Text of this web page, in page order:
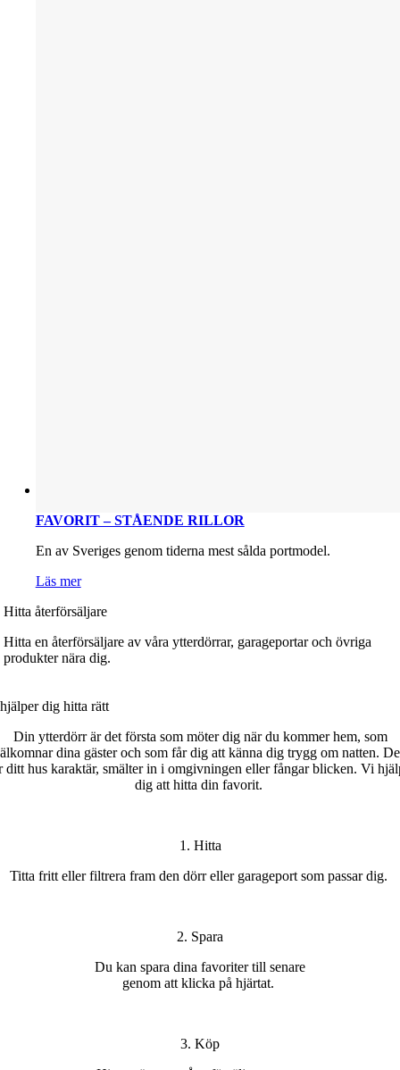
FAVORIT – STÅENDE RILLOR
En av Sveriges genom tiderna mest sålda portmodel.
Läs mer
Hitta återförsäljare
Hitta en återförsäljare av våra ytterdörrar, garageportar och övriga
produkter nära dig.
dig hitta rätt
Din ytterdörr är det första som möter dig när du kommer hem, som
dina gäster och som får dig att känna dig trygg om natten.
ditt hus karaktär, smälter in i omgivningen eller fångar blicken. Vi
dig att hitta din favorit.
1. Hitta
Titta fritt eller filtrera fram den dörr eller garageport som passardig.
2. Spara
Du kan spara dina favoritertill senare
genom att klicka på hjärtat.
3. Köp